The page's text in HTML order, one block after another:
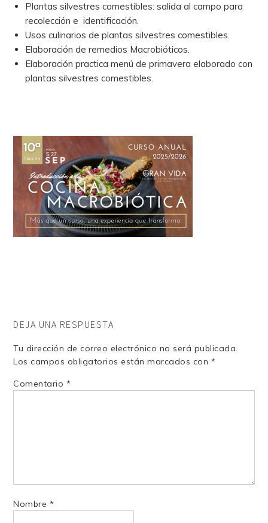
Plantas silvestres comestibles: salida al campo para
recolección e identificación.
Usos culinarios de plantas silvestres comestibles.
Elaboración de remedios Macrobióticos.
Elaboración practica menú de primavera elaborado con
plantas silvestres comestibles.
DEJA UNA RESPUESTA
Tu dirección de correo electrónico no será publicada.
Los campos obligatorios están marcados con *
Comentario *
Nombre *